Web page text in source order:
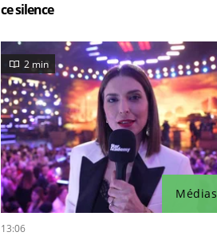
ce silence
Médias
2 min
13:06